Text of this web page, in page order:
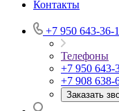
Контакты
+7 950 643-36-
Телефоны
+7 950 643-
+7 908 638-
Заказать